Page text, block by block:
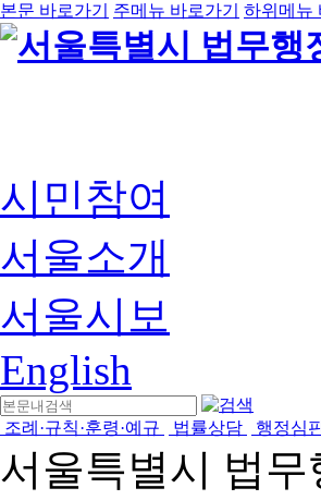
본문 바로가기 주메뉴 바로가기 하위메뉴
시민참여
서울소개
서울시보
English
조례·규칙·훈령·예규 법률상담 행정심
서울특별시 법